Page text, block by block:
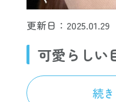
更新日：2025.01.29
可愛らしい
続